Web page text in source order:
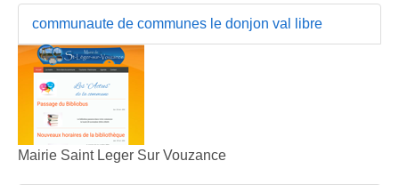
communaute de communes le donjon val libre
Mairie Saint Leger Sur Vouzance